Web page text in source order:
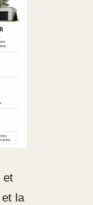
et
la